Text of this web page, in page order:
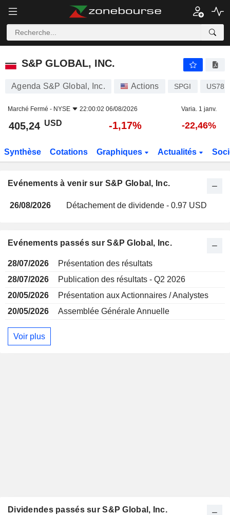
S&P GLOBAL, INC.
S&P GLOBAL, INC.
Agenda S&P Global, Inc. Actions SPGI
Marché Fermé - NYSE 22:00:02 06/08/2026 Varia. 1 janv.
405,24 USD -1,17% -22,46%
Synthèse Cotations Graphiques Actualités
Evénements à venir sur S&P Global, Inc.
26/08/2026 Détachement de dividende - 0.97 USD
Evénements passés sur S&P Global, Inc.
28/07/2026
Présentation des résultats
28/07/2026
Publication des résultats - Q2 2026
20/05/2026
Présentation aux Actionnaires / Analystes
20/05/2026
Assemblée Générale Annuelle
Voir plus
Dividendes passés sur S&P Global, Inc.